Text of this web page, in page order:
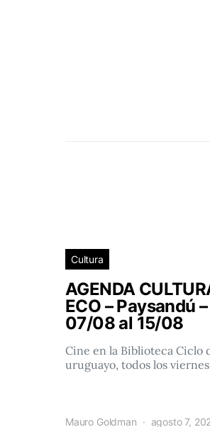
Cultura
AGENDA
ECO – Paysandú –
07/08 al 15/08
Cine en la Biblioteca Ciclo
uruguayo, todos los
Mauro Goldman agosto 7,